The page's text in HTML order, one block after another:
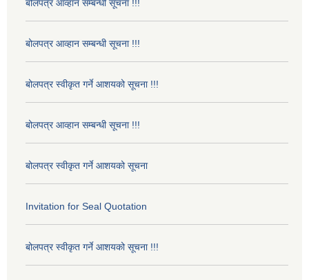
बोलपत्र आव्हान सम्बन्धी सूचना !!!
बोलपत्र आव्हान सम्बन्धी सूचना !!!
बोलपत्र स्वीकृत गर्ने आशयको सूचना !!!
बोलपत्र आव्हान सम्बन्धी सूचना !!!
बोलपत्र स्वीकृत गर्ने आशयको सूचना
Invitation for Seal Quotation
बोलपत्र स्वीकृत गर्ने आशयको सूचना !!!